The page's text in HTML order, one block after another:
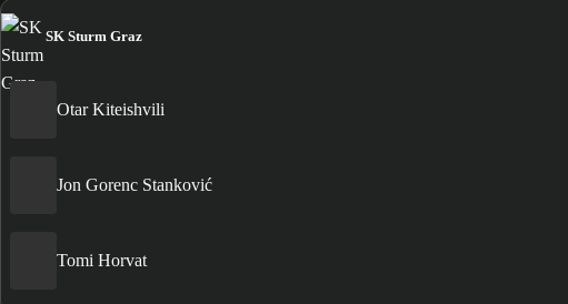
SK Sturm Graz
Otar Kiteishvili
Jon Gorenc Stanković
Tomi Horvat